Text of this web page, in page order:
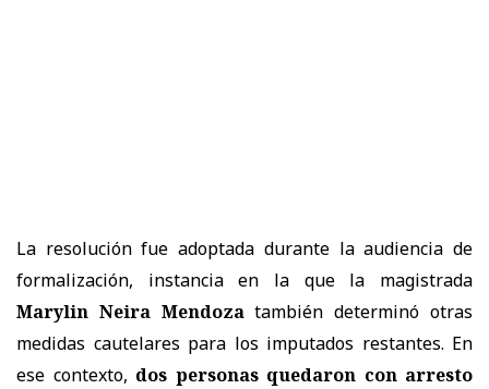
La resolución fue adoptada durante la audiencia de
formalización, instancia en la que la magistrada
Marylin Neira Mendozatambién determinó otras
medidas cautelares para los imputados restantes. En
ese contexto, dos personas quedaron con arresto